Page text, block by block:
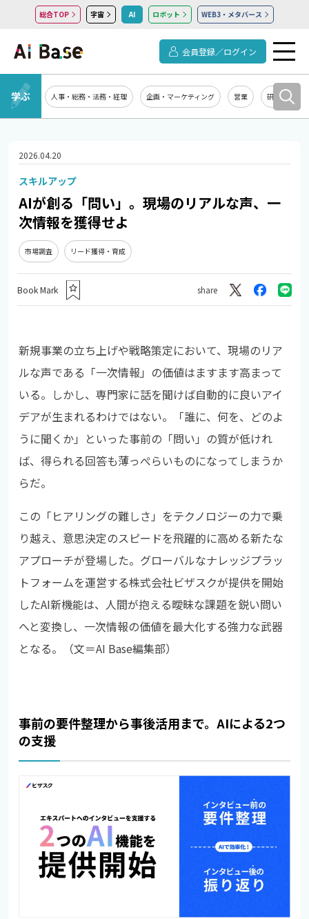
総合TOP 宇宙 AI ロボット WEB3・メタバース
会員登録／ログイン
学ぶ 人事・総務・法務・経理 企画・マーケティング 営業 研究開発
2026.04.20
スキルアップ
AIが創る「問い」。現場のリアルな声、一
次情報を獲得せよ
市場調査 リード獲得・育成
Book Mark share
新規事業の立ち上げや戦略策定において、現場のリア
ルな声である「一次情報」の価値はますます高まって
いる。しかし、専門家に話を聞けば自動的に良いアイ
デアが生まれるわけではない。「誰に、何を、どのよ
うに聞くか」といった事前の「問い」の質が低けれ
ば、得られる回答も薄っぺらいものになってしまうか
らだ。
この「ヒアリングの難しさ」をテクノロジーの力で乗
り越え、意思決定のスピードを飛躍的に高める新たな
アプローチが登場した。グローバルなナレッジプラッ
トフォームを運営する株式会社ビザスクが提供を開始
したAI新機能は、人間が抱える曖昧な課題を鋭い問い
へと変換し、一次情報の価値を最大化する強力な武器
となる。（文＝AI Base編集部）
事前の要件整理から事後活用まで。AIによる2つ
の支援